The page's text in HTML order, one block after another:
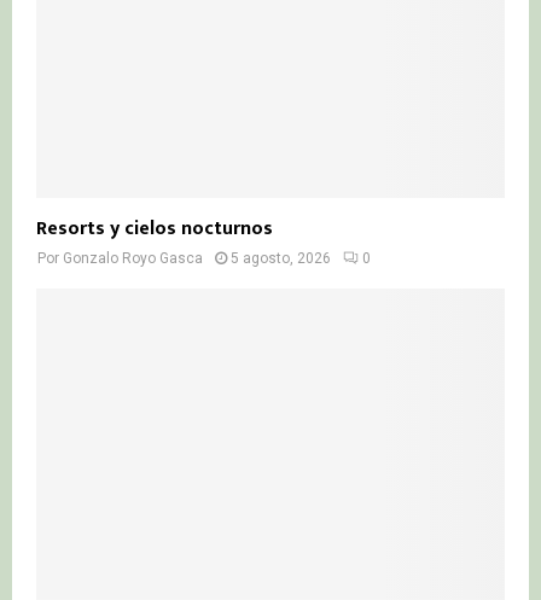
Resorts y cielos nocturnos
Por Gonzalo Royo Gasca 5 agosto, 2026 0